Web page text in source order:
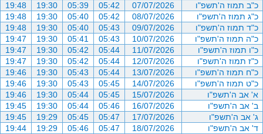
כ"ב תמוז ה'תשפ"ו
07/07/2026
05:42
05:39
19:30
19:48
כ"ג תמוז ה'תשפ"ו
08/07/2026
05:42
05:40
19:30
19:48
כ"ד תמוז ה'תשפ"ו
09/07/2026
05:43
05:40
19:30
19:48
כ"ה תמוז ה'תשפ"ו
10/07/2026
05:43
05:41
19:30
19:47
כ"ו תמוז ה'תשפ"ו
11/07/2026
05:44
05:42
19:30
19:47
כ"ז תמוז ה'תשפ"ו
12/07/2026
05:44
05:42
19:30
19:47
כ"ח תמוז ה'תשפ"ו
13/07/2026
05:44
05:43
19:30
19:46
כ"ט תמוז ה'תשפ"ו
14/07/2026
05:45
05:43
19:30
19:46
א' אב ה'תשפ"ו
15/07/2026
05:45
05:44
19:30
19:46
ב' אב ה'תשפ"ו
16/07/2026
05:46
05:44
19:30
19:45
ג' אב ה'תשפ"ו
17/07/2026
05:47
05:45
19:29
19:45
ד' אב ה'תשפ"ו
18/07/2026
05:47
05:46
19:29
19:44